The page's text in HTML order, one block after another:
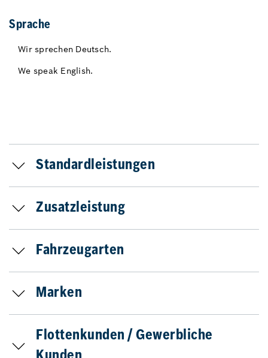
Sprache
Wir sprechen Deutsch.
We speak English.
Standardleistungen
Zusatzleistung
Fahrzeugarten
Marken
Flottenkunden / Gewerbliche